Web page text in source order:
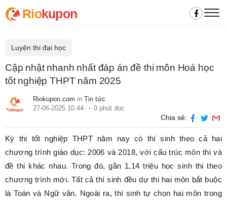
Riokupon
Luyện thi đại học
Cập nhật nhanh nhất đáp án đề thi môn Hoá học
tốt nghiệp THPT năm 2025
Riokupon.com in Tin tức
27-06-2025 10:44
0 phút đọc
Chia sẻ:
Kỳ thi tốt nghiệp THPT năm nay có thí sinh theo cả hai
chương trình giáo dục: 2006 và 2018, với cấu trúc môn thi và
đề thi khác nhau. Trong đó, gần 1,14 triệu học sinh thi theo
chương trình mới. Tất cả thí sinh đều dự thi hai môn bắt buộc
là Toán và Ngữ văn. Ngoài ra, thí sinh tự chọn hai môn trong